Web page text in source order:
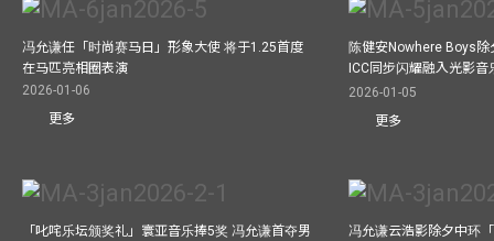
冯允谦任「时尚赛马日」形象大使 将于1.25首度
在马匹亮相圈表演
2026-01-06
更多
陈健安Nowhere Boys
ICC同步闪耀融入光影音
2026-01-05
更多
「叱咤乐坛颁奖礼」寰亚音乐捧5奖 冯允谦首夺男
冯允谦云浩影除夕中环